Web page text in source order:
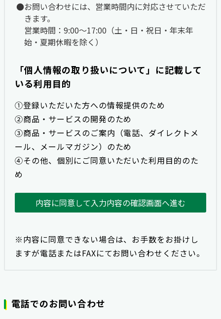
お問い合わせには、営業時間内に対応させていただ
きます。
営業時間：9:00〜17:00（土・日・祝日・年末年
始・夏期休暇を除く）
「個人情報の取り扱いについて」に記載して
いる利用目的
①登録いただいた方への情報提供のため
②商品・サービスの開発のため
③商品・サービスのご案内（電話、ダイレクトメ
ール、メールマガジン）のため
④その他、個別にご同意いただいた利用目的のた
め
内容に同意して入力内容の確認画面へ進む
※内容に同意できない場合は、お手数をお掛けし
ますが電話またはFAXにてお問い合わせください。
電話でのお問い合わせ